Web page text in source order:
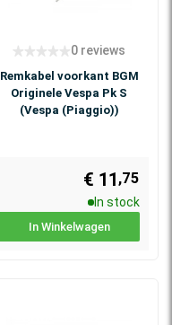
0 reviews
Remkabel voorkant BGM
Originele Vespa Pk S
(Vespa (Piaggio))
€ 11 ,75
In stock
In Winkelwagen